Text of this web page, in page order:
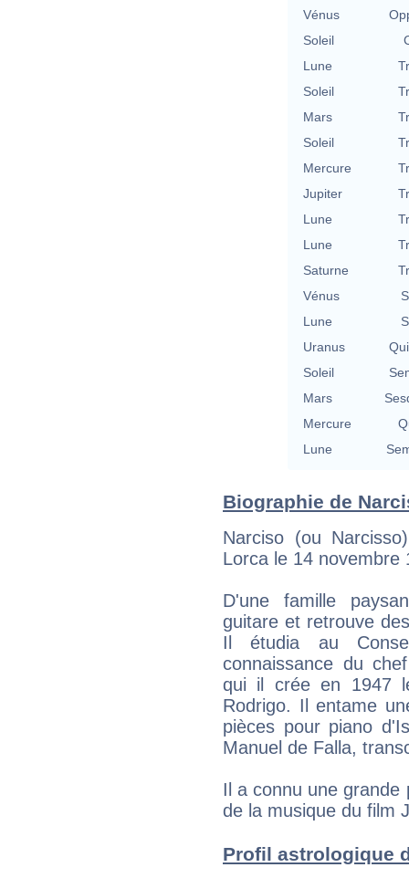
Vénus
Soleil
Lune
Soleil
Mars
Soleil
Mercure
Jupiter
Lune
Lune
Saturne
Vénus
Lune
Uranus
Soleil
Mars
Mercure
Lune
Biographie de
Narciso (ou
Lorca le 14 novembre
D'une famille
guitare et retrouve
Il étudia au
connaissance du
qui il crée en 1947
Rodrigo. Il entame
pièces pour piano
Manuel de Falla,
Il a connu une grande
de la musique du film
Profil astrologique